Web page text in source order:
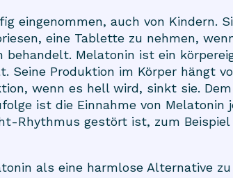
eingenommen, auch von Kindern.
eine Tablette zu nehmen,
behandelt. Melatonin ist ein
Seine Produktion im Körper hängt
wenn es hell wird, sinkt sie.
ist die Einnahme von
Rhythmus gestört ist, zum
als eine harmlose Alternative